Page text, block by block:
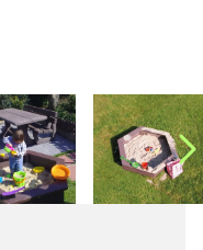
x 175 x 30cm, braun"